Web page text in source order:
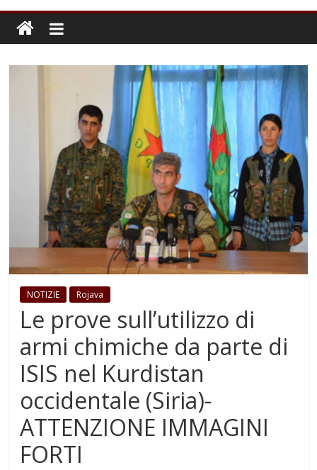
NOTIZIE Rojava
Le prove sull’utilizzo di
armi chimiche da parte di
ISIS nel Kurdistan
occidentale (Siria)-
ATTENZIONE IMMAGINI
FORTI